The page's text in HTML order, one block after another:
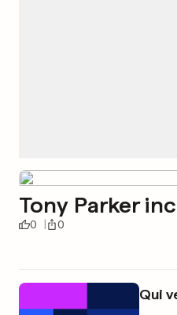
Tony Parker
0 0
Qui